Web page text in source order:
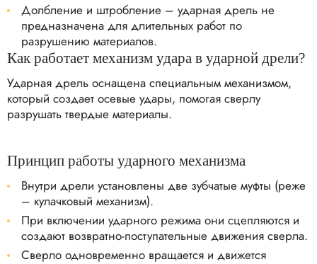
Долбление и штробление – ударная дрель не
предназначена для длительных работ по
разрушению материалов.
Как работает механизм удара в ударной дрели?
Ударная дрель оснащена специальным механизмом,
который создает осевые удары, помогая сверлу
разрушать твердые материалы.
Принцип работы ударного механизма
Внутри дрели установлены две зубчатые муфты (реже
– кулачковый механизм).
При включении ударного режима они сцепляются и
создают возвратно-поступательные движения сверла.
Сверло одновременно вращается и движется